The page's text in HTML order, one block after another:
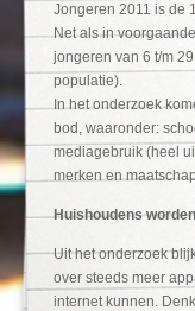
Jongeren 2011 is de
Net als in
jongeren van 6 t/m
populatie).
In het onderzoek
bod, waaronder:
mediagebruik (heel
merken en
Huishoudens
Uit het onderzoek
over steeds meer
internet kunnen.